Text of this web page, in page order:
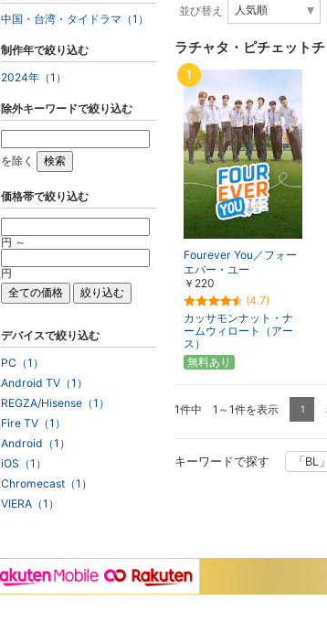
並び替え
ラチャタ・ピチェット
Fourever You／フォー
エバー・ユー
￥220
(4.7)
カッサモンナット・ナ
ームウィロート（アー
ス）
1
無料あり
1件中 1～1件を表示 1
キーワードで探す 「
中国・台湾・タイドラマ（1）
制作年で絞り込む
2024年（1）
除外キーワードで絞り込む
を除く
価格帯で絞り込む
円 ～
円
デバイスで絞り込む
PC（1）
Android TV（1）
REGZA/Hisense（1）
Fire TV（1）
Android（1）
iOS（1）
Chromecast（1）
VIERA（1）